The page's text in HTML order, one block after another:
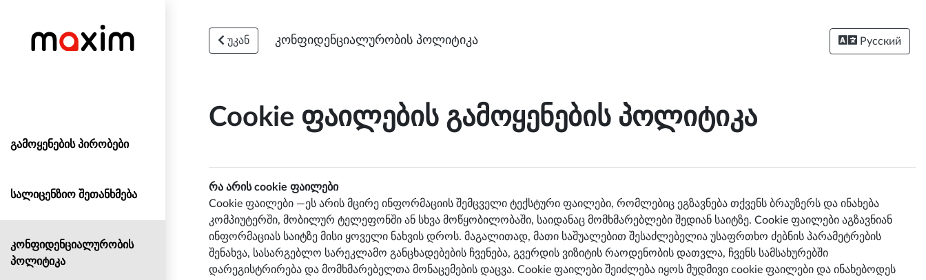
გამოყენების პირობები
სალიცენზიო შეთანხმება
კონფიდენციალურობის
პოლიტიკა
უკან კონფიდენციალურობის პოლიტიკა Русский
Cookie ფაილების გამოყენების პოლიტიკა
რა არის cookie ფაილები
Cookie ფაილები —ეს არის მცირე ინფორმაციის შემცველი ტექსტური ფაილები, რომლებიც ეგზავნება თქვენს ბრაუზერს და ინახება
კომპიუტერში, მობილურ ტელეფონში ან სხვა მოწყობილობაში, საიდანაც მომხმარებლები შედიან საიტზე. Cookie ფაილები აგზავნიან
ინფორმაციას საიტზე მისი ყოველი ნახვის დროს. მაგალითად, მათი საშუალებით შესაძლებელია უსაფრთხო ძებნის პარამეტრების
შენახვა, სასარგებლო სარეკლამო განცხადებების ჩვენება, გვერდის ვიზიტის რაოდენობის დათვლა, ჩვენს სამსახურებში
დარეგისტრირება და მომხმარებელთა მონაცემების დაცვა. Cookie ფაილები შეიძლება იყოს მუდმივი cookie ფაილები და ინახებოდეს